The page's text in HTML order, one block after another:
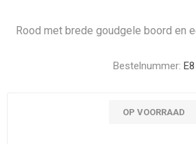
Rood met brede goudgele boord en
Bestelnummer: E8
OP VOORRAAD